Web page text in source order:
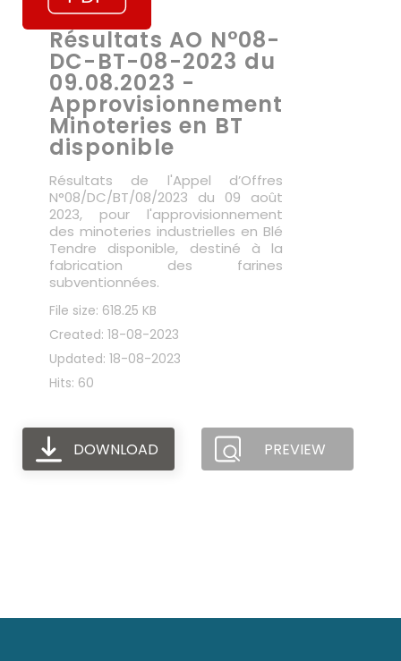
Résultats AO N°08-
DC-BT-08-2023 du
09.08.2023 -
Approvisionnement
Minoteries en BT
disponible
Résultats de l'Appel d’Offres
N°08/DC/BT/08/2023 du 09 août
2023, pour l'approvisionnement
des minoteries industrielles en Blé
Tendre disponible, destiné à la
fabrication des farines
subventionnées.
File size: 618.25 KB
Created: 18-08-2023
Updated: 18-08-2023
Hits: 60
DOWNLOAD PREVIEW